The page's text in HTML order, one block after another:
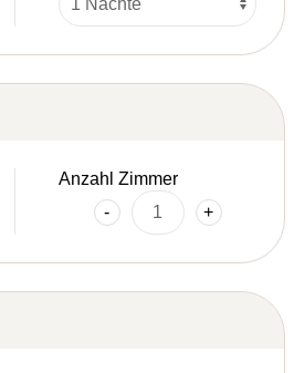
Anzahl Zimmer
-
+